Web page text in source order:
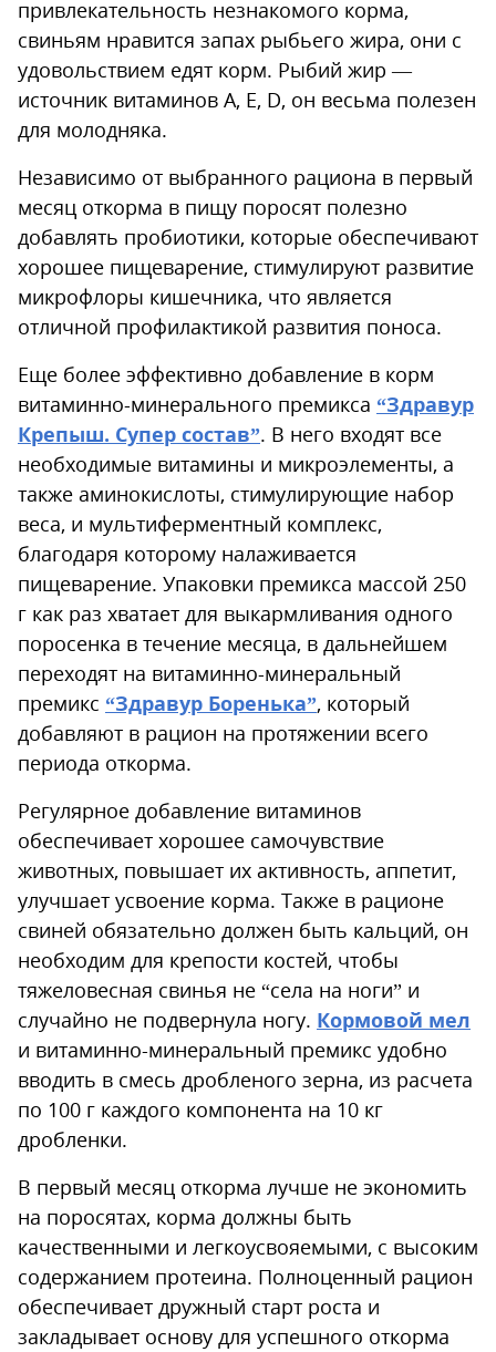
привлекательность незнакомого корма,
свиньям нравится запах рыбьего жира, они с
удовольствием едят корм. Рыбий жир —
источник витаминов А, Е, D, он весьма полезен
для молодняка.
Независимо от выбранного рациона в первый
месяц откорма в пищу поросят полезно
добавлять пробиотики, которые обеспечивают
хорошее пищеварение, стимулируют развитие
микрофлоры кишечника, что является
отличной профилактикой развития поноса.
Еще более эффективно добавление в корм
витаминно-минерального премикса “Здравур
Крепыш. Супер состав”. В него входят все
необходимые витамины и микроэлементы, а
также аминокислоты, стимулирующие набор
веса, и мультиферментный комплекс,
благодаря которому налаживается
пищеварение. Упаковки премикса массой 250
г как раз хватает для выкармливания одного
поросенка в течение месяца, в дальнейшем
переходят на витаминно-минеральный
премикс “Здравур Боренька”, который
добавляют в рацион на протяжении всего
периода откорма.
Регулярное добавление витаминов
обеспечивает хорошее самочувствие
животных, повышает их активность, аппетит,
улучшает усвоение корма. Также в рационе
свиней обязательно должен быть кальций, он
необходим для крепости костей, чтобы
тяжеловесная свинья не “села на ноги” и
случайно не подвернула ногу. Кормовой мел
и витаминно-минеральный премикс удобно
вводить в смесь дробленого зерна, из расчета
по 100 г каждого компонента на 10 кг
дробленки.
В первый месяц откорма лучше не экономить
на поросятах, корма должны быть
качественными и легкоусвояемыми, с высоким
содержанием протеина. Полноценный рацион
обеспечивает дружный старт роста и
закладывает основу для успешного откорма